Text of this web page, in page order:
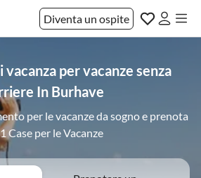
Diventa un ospite
per vacanze senza
In Burhave
per le vacanze da sogno e prenota
Case per le Vacanze